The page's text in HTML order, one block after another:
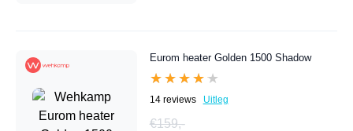
Eurom heater Golden 1500 Shadow
★★★★★
★★★★★
14 reviews Uitleg
€159,-